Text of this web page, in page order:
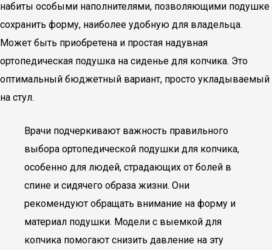
набиты особыми наполнителями, позволяющими подушке
сохранить форму, наиболее удобную для владельца.
Может быть приобретена и простая надувная
ортопедическая подушка на сиденье для копчика. Это
оптимальный бюджетный вариант, просто укладываемый
на стул.
Врачи подчеркивают важность правильного
выбора ортопедической подушки для копчика,
особенно для людей, страдающих от болей в
спине и сидячего образа жизни. Они
рекомендуют обращать внимание на форму и
материал подушки. Модели с выемкой для
копчика помогают снизить давление на эту